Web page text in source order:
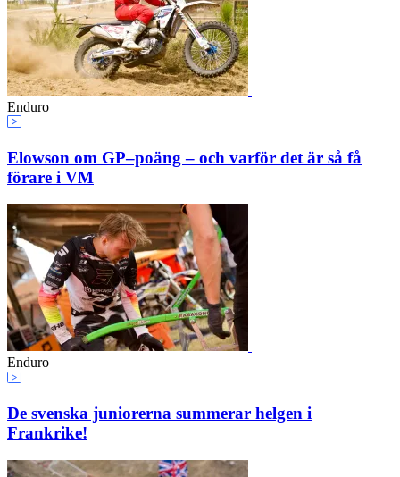
Enduro
Elowson om GP–poäng – och varför det är så få
förare i VM
Enduro
De svenska juniorerna summerar helgen i
Frankrike!